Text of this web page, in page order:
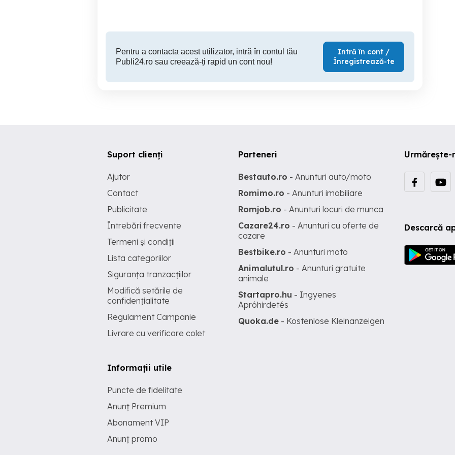
Pentru a contacta acest utilizator, intră în contul tău
Publi24.ro sau creează-ți rapid un cont nou!
Intră în cont /
Înregistrează-te
Urmărește-
Descarcă
Suport clienți
Ajutor
Contact
Publicitate
Întrebări frecvente
Termeni și condiții
Lista categoriilor
Siguranța tranzacțiilor
Modifică setările de
confidențialitate
Regulament Campanie
Livrare cu verificare colet
Informații utile
Puncte de fidelitate
Anunț Premium
Abonament VIP
Anunț promo
Parteneri
Bestauto.ro - Anunturi auto/moto
Romimo.ro - Anunturi imobiliare
Romjob.ro - Anunturi locuri de munca
Cazare24.ro - Anunturi cu oferte de
cazare
Bestbike.ro - Anunturi moto
Animalutul.ro - Anunturi gratuite
animale
Startapro.hu - Ingyenes
Apróhirdetés
Quoka.de - Kostenlose Kleinanzeigen